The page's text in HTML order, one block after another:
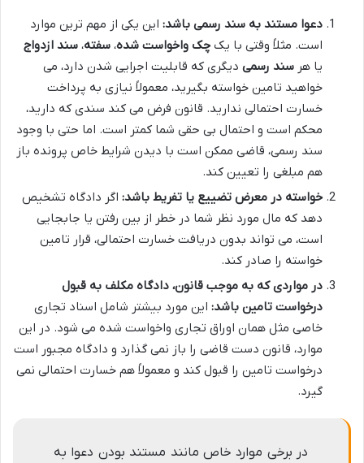
دعوا مستند به سند رسمی باشد: این یکی از مهم ترین موارد
است. مثلاً وقتی با یک چک واخواست شده، سفته، سند ازدواج
یا هر سند رسمی دیگری که قابلیت اجرایی شدن دارد، می
خواهید تامین خواسته بگیرید، معمولاً نیازی به پرداخت
خسارت احتمالی ندارید. قانون فرض می کند سندی که دارید،
محکم است و احتمال بی حقی شما کمتر است. اما حتی با وجود
سند رسمی، قاضی ممکن است با دیدن شرایط خاص پرونده باز
هم مبلغی را تعیین کند.
خواسته در معرض تضییع یا تفریط باشد: اگر دادگاه تشخیص
دهد که مال مورد نظر شما در خطر از بین رفتن یا جابجایی
است، می تواند بدون دریافت خسارت احتمالی، قرار تامین
خواسته را صادر کند.
در مواردی که به موجب قانون، دادگاه مکلف به قبول
درخواست تامین باشد: این مورد بیشتر شامل اسناد تجاری
خاصی مثل همان اوراق تجاری واخواست شده می شود. در این
موارد، قانون دست قاضی را باز نمی گذارد و دادگاه مجبور است
درخواست تامین را قبول کند و معمولاً هم خسارت احتمالی نمی
گیرد.
در برخی موارد خاص مانند مستند بودن دعوا به